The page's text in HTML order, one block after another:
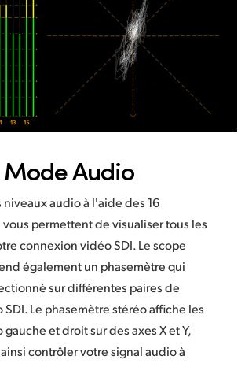
Mode Audio
audio à l'aide des 16
permettent de visualiser tous les
connexion vidéo SDI. Le scope
également un phasemètre qui
sur différentes paires de
Le phasemètre stéréo affiche les
et droit sur des axes X et Y,
contrôler votre signal audio à